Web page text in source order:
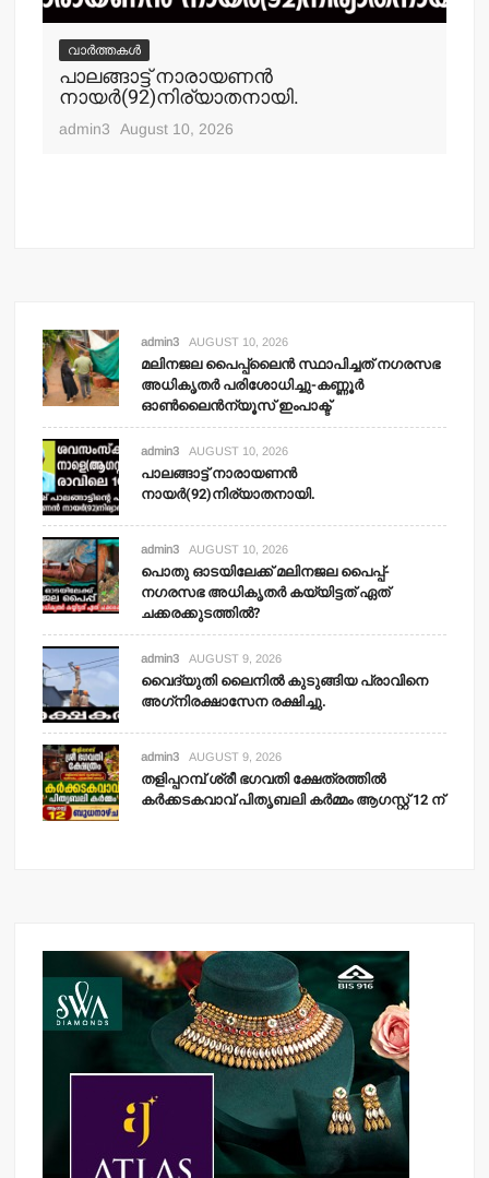
വാർത്തകൾ
പാലങ്ങാട്ട് നാരായണന്‍
നായര്‍(92)നിര്യാതനായി.
admin3 August 10, 2026
admin3 AUGUST 10, 2026
മലിനജല പൈപ്പ്‌ലൈന്‍ സ്ഥാപിച്ചത് നഗരസഭ
അധികൃതര്‍ പരിശോധിച്ചു-കണ്ണൂര്‍
ഓണ്‍ലൈന്‍ന്യൂസ് ഇംപാക്ട്‌
admin3 AUGUST 10, 2026
പാലങ്ങാട്ട് നാരായണന്‍
നായര്‍(92)നിര്യാതനായി.
admin3 AUGUST 10, 2026
പൊതു ഓടയിലേക്ക് മലിനജല പൈപ്പ്-
നഗരസഭ അധികൃതര്‍ കയ്യിട്ടത് ഏത്
ചക്കരക്കുടത്തില്‍?
admin3 AUGUST 9, 2026
വൈദ്യുതി ലൈനില്‍ കുടുങ്ങിയ പ്രാവിനെ
അഗ്‌നിരക്ഷാസേന രക്ഷിച്ചു.
admin3 AUGUST 9, 2026
തളിപ്പറമ്പ് ശ്രീ ഭഗവതി ക്ഷേത്രത്തില്‍
കര്‍ക്കടകവാവ് പിതൃബലി കര്‍മ്മം ആഗസ്റ്റ് 12 ന്